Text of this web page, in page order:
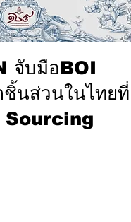
จับมือBOI
ชิ้นส่วนในไทยที่
Sourcing